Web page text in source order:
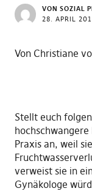
VON SOZIAL
28. APRIL
Von Christiane
Stellt euch
Praxis an, weil
verweist sie in
Gynäkologe